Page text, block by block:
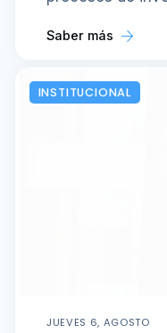
Saber más
INSTITUCIONAL
JUEVES 6, AGOSTO